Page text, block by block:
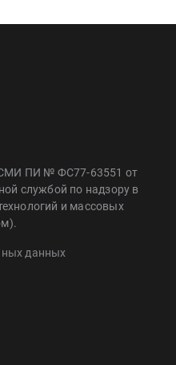
СМИ ПИ № ФС77-63551 от
службой по надзору в
и массовых
данных